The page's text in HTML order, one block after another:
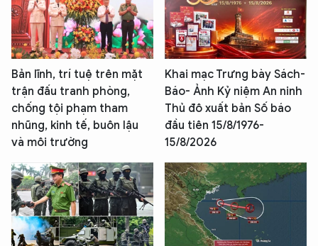
Bản lĩnh, trí tuệ trên mặt
trận đấu tranh phòng,
chống tội phạm tham
nhũng, kinh tế, buôn lậu
và môi trường
Khai mạc Trưng bày Sách-
Báo- Ảnh Kỷ niệm An ninh
Thủ đô xuất bản Số báo
đầu tiên 15/8/1976-
15/8/2026